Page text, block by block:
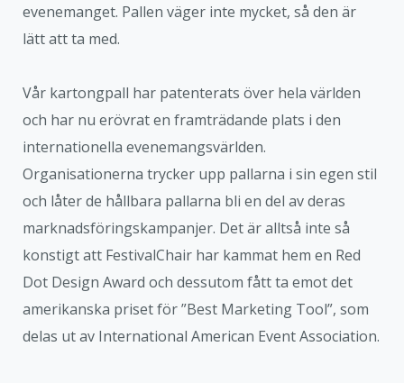
evenemanget. Pallen väger inte mycket, så den är
lätt att ta med.
Vår kartongpall har patenterats över hela världen
och har nu erövrat en framträdande plats i den
internationella evenemangsvärlden.
Organisationerna trycker upp pallarna i sin egen stil
och låter de hållbara pallarna bli en del av deras
marknadsföringskampanjer. Det är alltså inte så
konstigt att FestivalChair har kammat hem en Red
Dot Design Award och dessutom fått ta emot det
amerikanska priset för ”Best Marketing Tool”, som
delas ut av International American Event Association.